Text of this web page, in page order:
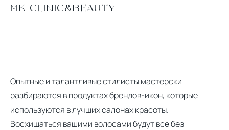
МК CLINIC&BEAUTY
Опытные и талантливые стилисты мастерски
разбираются в продуктах брендов-икон, которые
используются в лучших салонах красоты.
Восхищаться вашими волосами будут все без